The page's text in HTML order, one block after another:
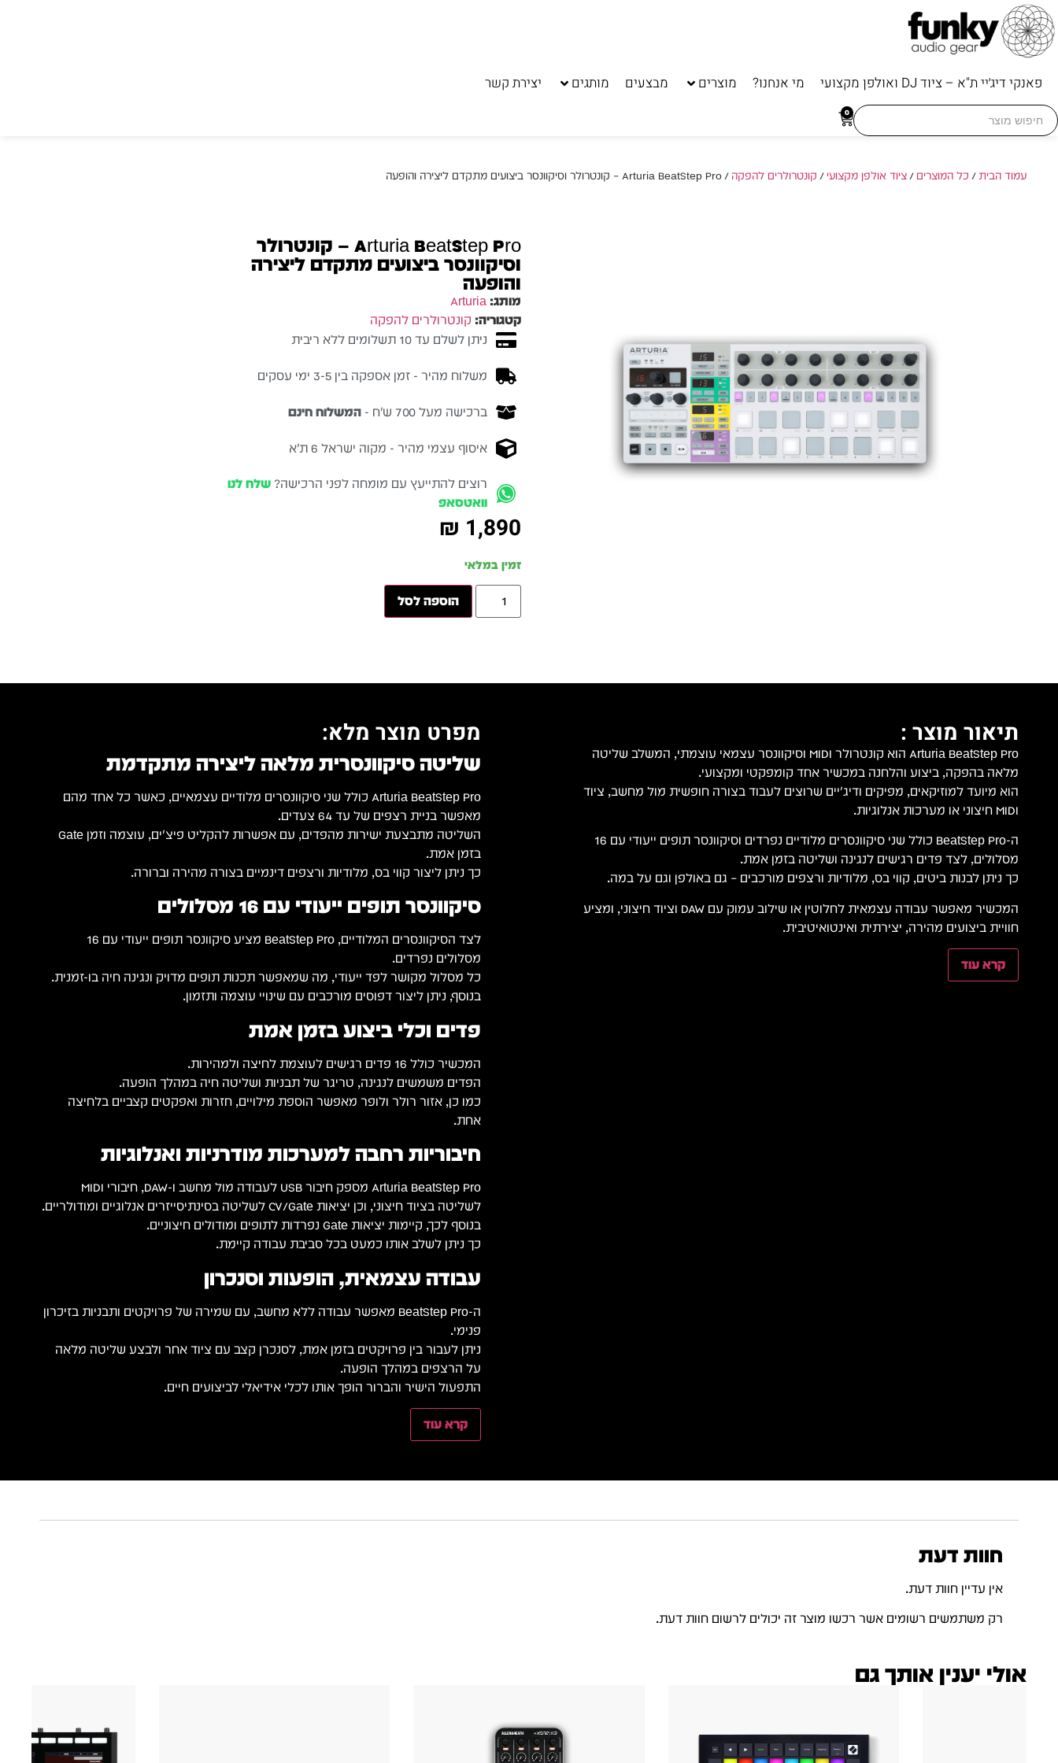
פאנקי דיג׳יי ת"א – ציוד DJ ואולפן מקצועי מי אנחנו? מוצרים מבצעים מותגים יצירת קשר
Search
for:
0
עמוד הבית/ כל המוצרים /ציוד אולפן מקצועי / קונטרולרים להפקה/ Arturia BeatStep Pro – קונטרולר וסיקוונסר ביצועים מתקדם ליצירה והופעה
Arturia BeatStep Pro – קונטרולר
וסיקוונסר ביצועים מתקדם ליצירה
והופעה
מותג: Arturia
קטגוריה: קונטרולרים להפקה
ניתן לשלם עד 10 תשלומים ללא ריבית
משלוח מהיר - זמן אספקה בין 3-5 ימי עסקים
ברכישה מעל 700 ש״ח - המשלוח חינם
איסוף עצמי מהיר - מקוה ישראל 6 ת״א
רוצים להתייעץ עם מומחה לפני הרכישה?שלח לנו
וואטסאפ
₪ 1,890
זמין במלאי
הוספה לסל
תיאור מוצר :
Arturia BeatStep Pro הוא קונטרולר MIDI וסיקוונסר עצמאי עוצמתי, המשלב שליטה
מלאה בהפקה, ביצוע והלחנה במכשיר אחד קומפקטי ומקצועי.
הוא מיועד למוזיקאים, מפיקים ודיג'יים שרוצים לעבוד בצורה חופשית מול מחשב, ציוד
MIDI חיצוני או מערכות אנלוגיות.
ה-BeatStep Pro כולל שני סיקוונסרים מלודיים נפרדים וסיקוונסר תופים ייעודי עם 16
מסלולים, לצד פדים רגישים לנגינה ושליטה בזמן אמת.
כך ניתן לבנות ביטים, קווי בס, מלודיות ורצפים מורכבים – גם באולפן וגם על במה.
המכשיר מאפשר עבודה עצמאית לחלוטין או שילוב עמוק עם DAW וציוד חיצוני, ומציע
חוויית ביצועים מהירה, יצירתית ואינטואיטיבית.
קרא עוד
מפרט מוצר מלא:
שליטה סיקוונסרית מלאה ליצירה מתקדמת
Arturia BeatStep Pro כולל שני סיקוונסרים מלודיים עצמאיים, כאשר כל אחד מהם
מאפשר בניית רצפים של עד 64 צעדים.
השליטה מתבצעת ישירות מהפדים, עם אפשרות להקליט פיצ'ים, עוצמה וזמן Gate
בזמן אמת.
כך ניתן ליצור קווי בס, מלודיות ורצפים דינמיים בצורה מהירה וברורה.
סיקוונסר תופים ייעודי עם 16 מסלולים
לצד הסיקוונסרים המלודיים, BeatStep Pro מציע סיקוונסר תופים ייעודי עם 16
מסלולים נפרדים.
כל מסלול מקושר לפד ייעודי, מה שמאפשר תכנות תופים מדויק ונגינה חיה בו-זמנית.
בנוסף, ניתן ליצור דפוסים מורכבים עם שינויי עוצמה ותזמון.
פדים וכלי ביצוע בזמן אמת
המכשיר כולל 16 פדים רגישים לעוצמת לחיצה ולמהירות.
הפדים משמשים לנגינה, טריגר של תבניות ושליטה חיה במהלך הופעה.
כמו כן, אזור רולר ולופר מאפשר הוספת מילויים, חזרות ואפקטים קצביים בלחיצה
אחת.
חיבוריות רחבה למערכות מודרניות ואנלוגיות
Arturia BeatStep Pro מספק חיבור USB לעבודה מול מחשב ו-DAW, חיבורי MIDI
לשליטה בציוד חיצוני, וכן יציאות CV/Gate לשליטה בסינתיסייזרים אנלוגיים ומודולריים.
בנוסף לכך, קיימות יציאות Gate נפרדות לתופים ומודולים חיצוניים.
כך ניתן לשלב אותו כמעט בכל סביבת עבודה קיימת.
עבודה עצמאית, הופעות וסנכרון
ה-BeatStep Pro מאפשר עבודה ללא מחשב, עם שמירה של פרויקטים ותבניות בזיכרון
פנימי.
ניתן לעבור בין פרויקטים בזמן אמת, לסנכרן קצב עם ציוד אחר ולבצע שליטה מלאה
על הרצפים במהלך הופעה.
התפעול הישיר והברור הופך אותו לכלי אידיאלי לביצועים חיים.
קרא עוד
חוות דעת
אין עדיין חוות דעת.
רק משתמשים רשומים אשר רכשו מוצר זה יכולים לרשום חוות דעת.
אולי יענין אותך גם